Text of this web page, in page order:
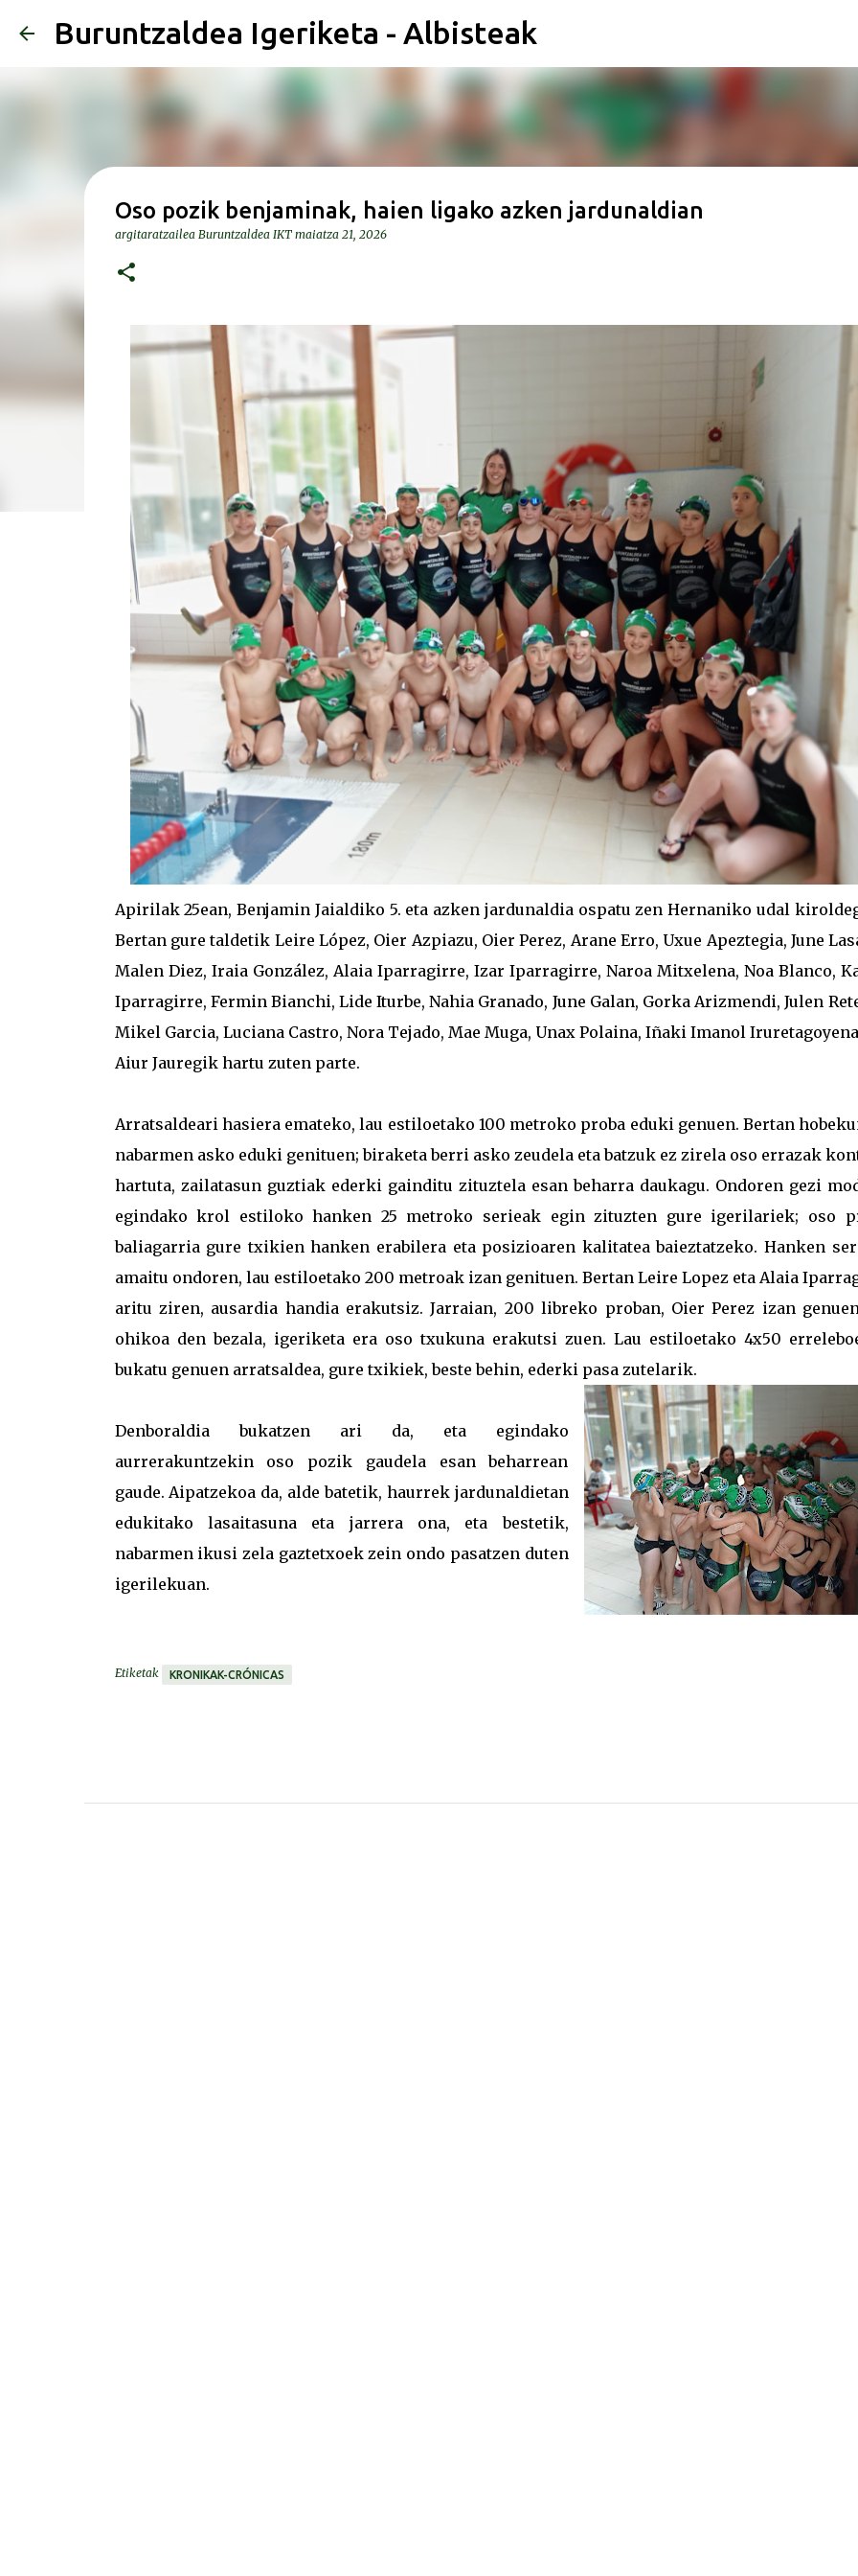
Saltatu eta joan eduki nagusira
Buruntzaldea Igeriketa - Albisteak
Oso pozik benjaminak, haien ligako azken jardunaldian
argitaratzailea Buruntzaldea IKT maiatza 21, 2026
Apirilak 25ean, Benjamin Jaialdiko 5. eta azken jardunaldia ospatu zen Hernaniko udal
Bertan gure taldetik Leire López, Oier Azpiazu, Oier Perez, Arane Erro, Uxue Apeztegia, June
Malen Diez, Iraia González, Alaia Iparragirre, Izar Iparragirre, Naroa Mitxelena, Noa Blanco,
Iparragirre, Fermin Bianchi, Lide Iturbe, Nahia Granado, June Galan, Gorka Arizmendi, Julen
Mikel Garcia, Luciana Castro, Nora Tejado, Mae Muga, Unax Polaina, Iñaki Imanol
Aiur Jauregik hartu zuten parte.
Arratsaldeari hasiera emateko, lau estiloetako 100 metroko proba eduki genuen. Bertan
nabarmen asko eduki genituen; biraketa berri asko zeudela eta batzuk ez zirela oso errazak
hartuta, zailatasun guztiak ederki gainditu zituztela esan beharra daukagu. Ondoren gezi
egindako krol estiloko hanken 25 metroko serieak egin zituzten gure igerilariek; oso
baliagarria gure txikien hanken erabilera eta posizioaren kalitatea baieztatzeko. Hanken
amaitu ondoren, lau estiloetako 200 metroak izan genituen. Bertan Leire Lopez eta Alaia
aritu ziren, ausardia handia erakutsiz. Jarraian, 200 libreko proban, Oier Perez izan
ohikoa den bezala, igeriketa era oso txukuna erakutsi zuen. Lau estiloetako 4x50
bukatu genuen arratsaldea, gure txikiek, beste behin, ederki pasa zutelarik.
Denboraldia bukatzen ari da, eta egindako
aurrerakuntzekin oso pozik gaudela esan beharrean
gaude. Aipatzekoa da, alde batetik, haurrek jardunaldietan
edukitako lasaitasuna eta jarrera ona, eta bestetik,
nabarmen ikusi zela gaztetxoek zein ondo pasatzen duten
igerilekuan.
Etiketak KRONIKAK-CRÓNICAS